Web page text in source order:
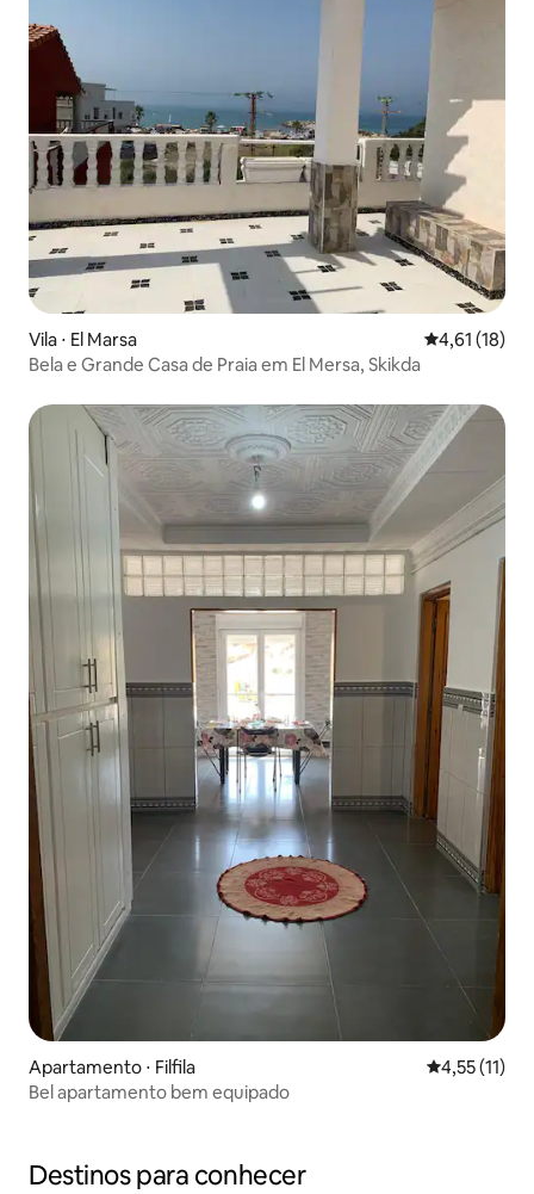
Vila ⋅ El Marsa 4,61 de uma
4,61 (18)
Bela e Grande Casa de Praia em El Mersa, Skikda
Apartamento ⋅ Filfila 4,55 de uma
4,55 (11)
Bel apartamento bem equipado
Destinos para conhecer